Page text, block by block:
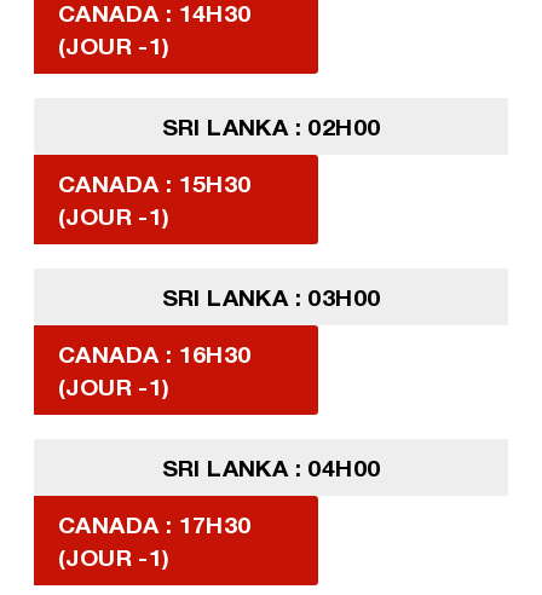
CANADA : 14H30
(JOUR -1)
SRI LANKA : 02H00
CANADA : 15H30
(JOUR -1)
SRI LANKA : 03H00
CANADA : 16H30
(JOUR -1)
SRI LANKA : 04H00
CANADA : 17H30
(JOUR -1)